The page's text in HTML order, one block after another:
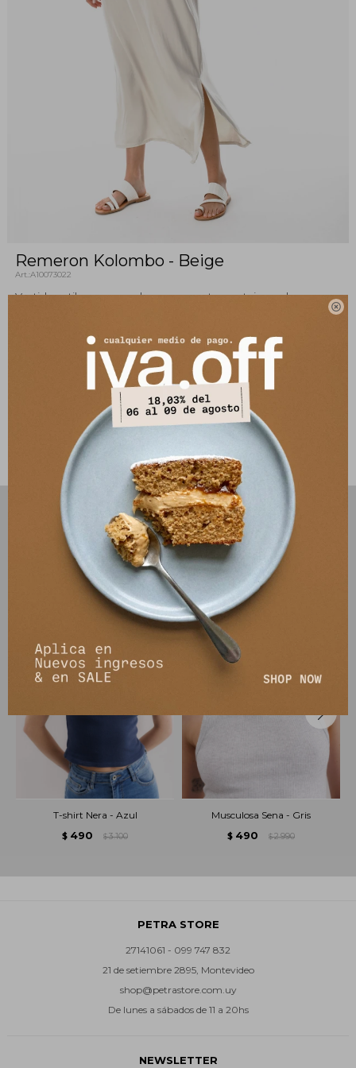

Remeron Kolombo - Beige
A10073022
Vestido estilo remeron de manga corta con tajos en los
suave a la piel.
Composición: 100% Rayón/Viscosa
Este artículo está agotado.
PRODUCTOS QUE TE PUEDEN INTERESAR
T-shirt Nera - Azul
$ 490 $ 3.100
Musculosa Sena - Gris
$ 490 $ 2.990
PETRA STORE
27141061 - 099 747 832
21 de setiembre 2895, Montevideo
shop@petrastore.com.uy
De lunes a sábados de 11 a 20hs
NEWSLETTER